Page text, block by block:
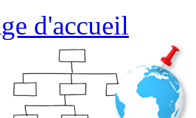
d'accueil